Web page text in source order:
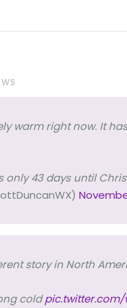
warm right now. It
only 43 days until
story in North
coldpic.twitter.com/